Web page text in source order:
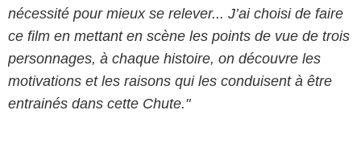
nécessité pour mieux se relever... J’ai choisi de faire
ce film en mettant en scène les points de vue de trois
personnages, à chaque histoire, on découvre les
motivations et les raisons qui les conduisent à être
entrainés dans cette Chute."